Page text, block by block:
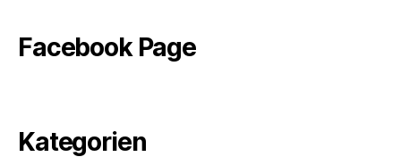
Facebook Page
Kategorien